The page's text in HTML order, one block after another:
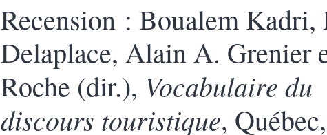
Recension : Boualem Kadri,
Delaplace, Alain A. Grenier
Roche (dir.), Vocabulaire du
discours touristique, Québec,